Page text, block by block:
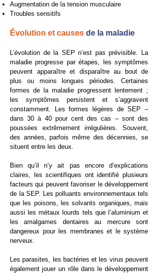
Augmentation de la tension musculaire
Troubles sensitifs
​Évolution et causes de la maladie
L’évolution de la SEP n’est pas prévisible. La
maladie progresse par étapes, les symptômes
peuvent apparaître et disparaître au bout de
plus ou moins longues périodes. Certaines
formes de la maladie progressent lentement ;
les symptômes persistent et s’aggravent
constamment. Les formes légères de SEP –
dans 30 à 40 pour cent des cas – sont des
poussées extrêmement irrégulières. Souvent,
des années, parfois même des décennies, se
situent entre les deux.
Bien qu’il n’y ait pas encore d’explications
claires, les scientifiques ont identifié plusieurs
facteurs qui peuvent favoriser le développement
de la SEP. Les polluants environnementaux tels
que les poisons, les solvants organiques, mais
aussi les métaux lourds tels que l’aluminium et
les amalgames dentaires au mercure sont
dangereux pour les membranes et le système
nerveux.
Les parasites, les bactéries et les virus peuvent
également jouer un rôle dans le développement